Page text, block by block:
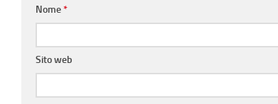
Nome*
Sito web